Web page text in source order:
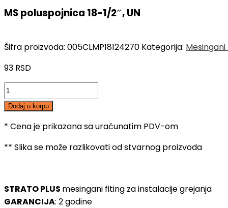
MS poluspojnica 18-1/2″, UN
Šifra proizvoda: 005CLMP18124270 Kategorija:
93 RSD
MS
poluspojnica
18-
1/2",
količina
Dodaj u korpu
* Cena je prikazana sa uračunatim PDV-om
** Slika se može razlikovati od stvarnog proizvoda
STRATO PLUS mesingani fiting za instalacije grejanja
GARANCIJA: 2 godine